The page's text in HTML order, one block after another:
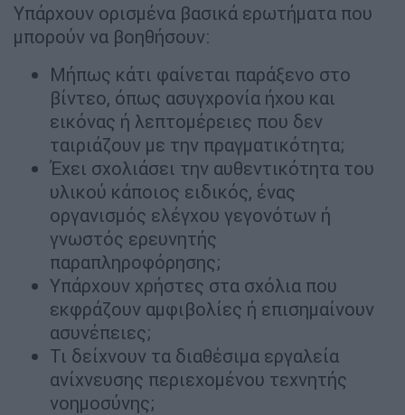
Υπάρχουν ορισμένα βασικά ερωτήματα που
μπορούν να βοηθήσουν:
Μήπως κάτι φαίνεται παράξενο στο
βίντεο, όπως ασυγχρονία ήχου και
εικόνας ή λεπτομέρειες που δεν
ταιριάζουν με την πραγματικότητα;
Έχει σχολιάσει την αυθεντικότητα του
υλικού κάποιος ειδικός, ένας
οργανισμός ελέγχου γεγονότων ή
γνωστός ερευνητής
παραπληροφόρησης;
Υπάρχουν χρήστες στα σχόλια που
εκφράζουν αμφιβολίες ή επισημαίνουν
ασυνέπειες;
Τι δείχνουν τα διαθέσιμα εργαλεία
ανίχνευσης περιεχομένου τεχνητής
νοημοσύνης;